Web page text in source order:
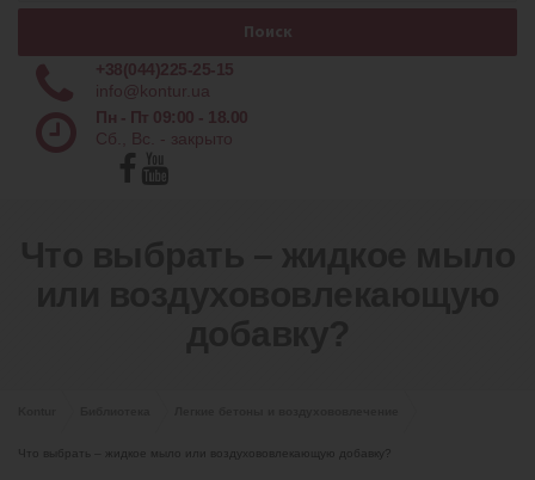
+38(044)225-25-15
info@kontur.ua
Пн - Пт 09:00 - 18.00
Сб., Вс. - закрыто
Что выбрать – жидкое мыло или воздухововлекающую добавку?